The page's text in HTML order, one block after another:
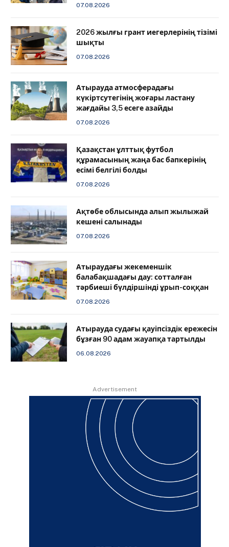
07.08.2026
2026 жылғы грант иегерлерінің тізімі
шықты
07.08.2026
Атырауда атмосферадағы
күкіртсутегінің жоғары ластану
жағдайы 3,5 есеге азайды
07.08.2026
Қазақстан ұлттық футбол
құрамасының жаңа бас бапкерінің
есімі белгілі болды
07.08.2026
Ақтөбе облысында алып жылыжай
кешені салынады
07.08.2026
Атыраудағы жекеменшік
балабақшадағы дау: сотталған
тәрбиеші бүлдіршінді ұрып-соққан
07.08.2026
Атырауда судағы қауіпсіздік ережесін
бұзған 90 адам жауапқа тартылды
06.08.2026
Advertisement